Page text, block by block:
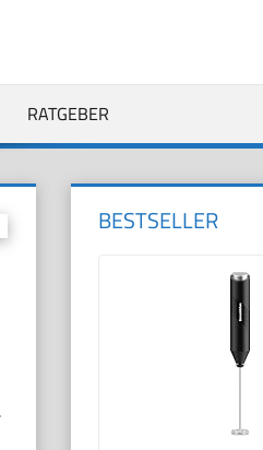
RATGEBER
BESTSELLER